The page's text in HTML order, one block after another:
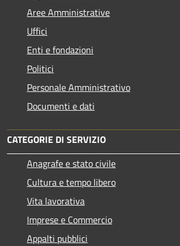
Aree Amministrative
Uffici
Enti e fondazioni
Politici
Personale Amministrativo
Documenti e dati
CATEGORIE DI SERVIZIO
Anagrafe e stato civile
Cultura e tempo libero
Vita lavorativa
Imprese e Commercio
Appalti pubblici